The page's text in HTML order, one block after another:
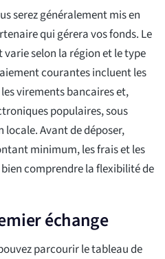
serez généralement mis en
qui gérera vos fonds. Le
selon la région et le type
courantes incluent les
virements bancaires et,
populaires, sous
Avant de déposer,
minimum, les frais et les
comprendre la flexibilité de
échange
parcourir le tableau de